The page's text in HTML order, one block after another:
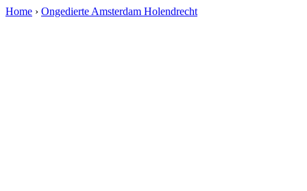
Home › Ongedierte Amsterdam Holendrecht